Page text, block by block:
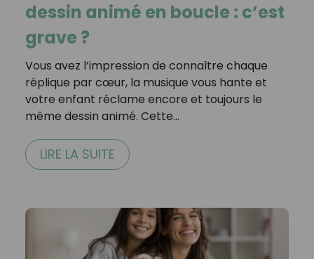
dessin animé en boucle : c’est
grave ?
Vous avez l’impression de connaître chaque
réplique par cœur, la musique vous hante et
votre enfant réclame encore et toujours le
même dessin animé. Cette…
LIRE LA SUITE